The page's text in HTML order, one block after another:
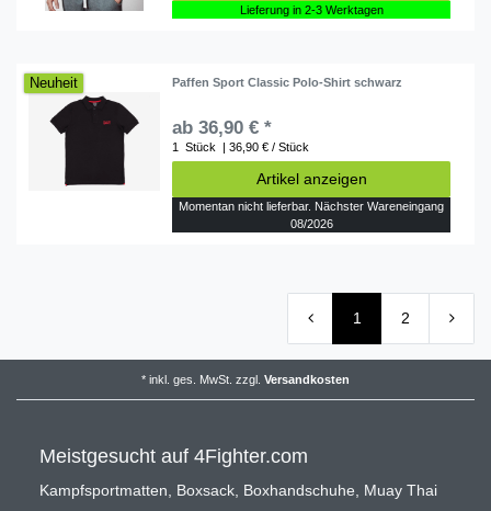
Lieferung in 2-3 Werktagen
Neuheit Paffen Sport Classic Polo-Shirt schwarz
ab 36,90 € *
1 Stück | 36,90 € / Stück
Artikel anzeigen
Momentan nicht lieferbar. Nächster Wareneingang
08/2026
1 2
* inkl. ges. MwSt. zzgl. Versandkosten
Meistgesucht auf 4Fighter.com
Kampfsportmatten, Boxsack, Boxhandschuhe, Muay Thai